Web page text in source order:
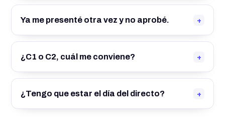
Ya me presenté otra vez y no aprobé. +
¿C1 o C2, cuál me conviene? +
¿Tengo que estar el día del directo? +